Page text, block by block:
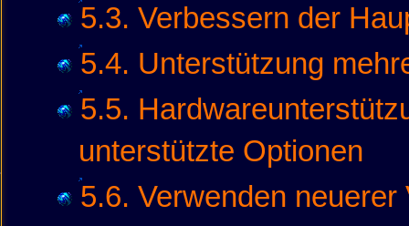
5.3. Verbessern der
5.4. Unterstützung
5.5.
unterstützte Optionen
5.6. Verwenden